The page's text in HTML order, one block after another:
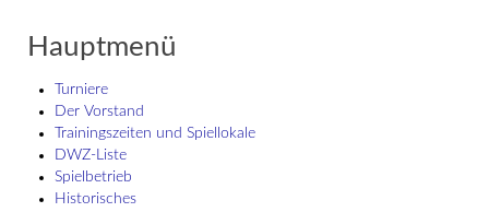
Hauptmenü
Turniere
Der Vorstand
Trainingszeiten und Spiellokale
DWZ-Liste
Spielbetrieb
Historisches